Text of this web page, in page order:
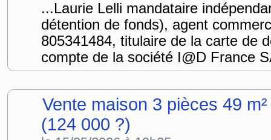
...Laurie Lelli mandataire
détention de fonds), agent
805341484, titulaire de la carte de
compte de la société I@D France
Vente maison 3 pièces 49
(124 000 ?)